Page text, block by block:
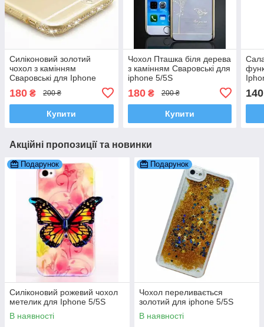
Силіконовий золотий
чохол з камінням
Сваровські для Iphone
180 ₴ 200 ₴
Купити
Чохол Пташка біля дерева
з камінням Сваровські для
iphone 5/5S
180₴ 200 ₴
Купити
140
Акційні пропозиції та новинки
Подарунок
Силіконовий рожевий чохол
метелик для Iphone 5/5S
В наявності
Подарунок
Чохол переливається
золотий для iphone 5/5S
В наявності